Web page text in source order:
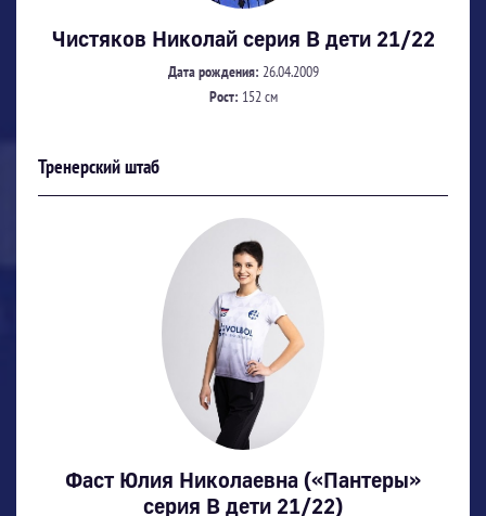
Чистяков Николай серия В дети 21/22
Дата рождения: 26.04.2009
Рост: 152 см
Тренерский штаб
Фаст Юлия Николаевна («Пантеры»
серия В дети 21/22)